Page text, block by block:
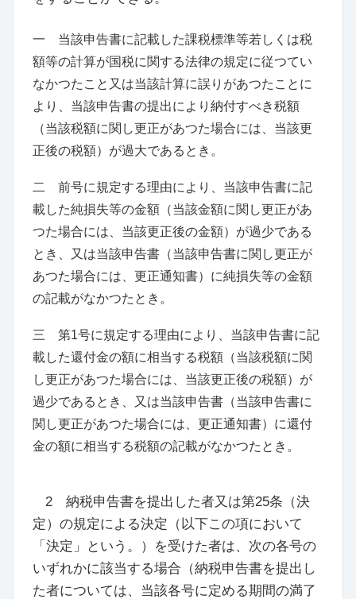
一 当該申告書に記載した課税標準等若しくは税
額等の計算が国税に関する法律の規定に従つてい
なかつたこと又は当該計算に誤りがあつたことに
より、当該申告書の提出により納付すべき税額
（当該税額に関し更正があつた場合には、当該更
正後の税額） が過大であるとき。
二 前号に規定する理由により、当該申告書に記
載した純損失等の金額 （当該金額に関し更正があ
つた場合には、当該更正後の金額） が過少である
とき、又は当該申告書 （当該申告書に関し更正が
あつた場合には、更正通知書） に純損失等の金額
の記載がなかつたとき。
三 第1号に規定する理由により、当該申告書に記
載した還付金の額に相当する税額 （当該税額に関
し更正があつた場合には、当該更正後の税額） が
過少であるとき、又は当該申告書 （当該申告書に
関し更正があつた場合には、更正通知書） に還付
金の額に相当する税額の記載がなかつたとき。
2 納税申告書を提出した者又は第25条 （決
定 ） の規定による決定 （以下この項において
「決定」という。
）
を受けた者は、次の各号の
いずれかに該当する場合 （納税申告書を提出し
た者については、当該各号に定める期間の満了